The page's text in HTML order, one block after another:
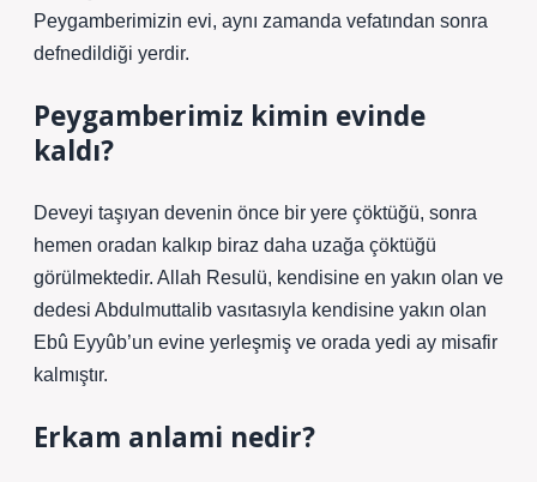
Peygamberimizin evi, aynı zamanda vefatından sonra
defnedildiği yerdir.
Peygamberimiz kimin evinde
kaldı?
Deveyi taşıyan devenin önce bir yere çöktüğü, sonra
hemen oradan kalkıp biraz daha uzağa çöktüğü
görülmektedir. Allah Resulü, kendisine en yakın olan ve
dedesi Abdulmuttalib vasıtasıyla kendisine yakın olan
Ebû Eyyûb’un evine yerleşmiş ve orada yedi ay misafir
kalmıştır.
Erkam anlami nedir?